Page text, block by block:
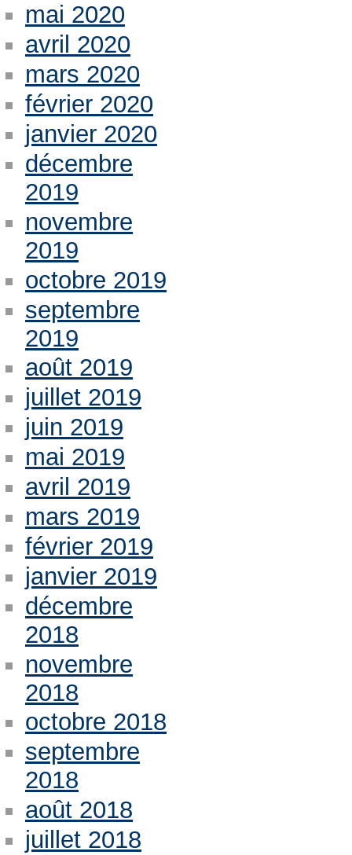
mai 2020
avril 2020
mars 2020
février 2020
janvier 2020
décembre
2019
novembre
2019
octobre 2019
septembre
2019
août 2019
juillet 2019
juin 2019
mai 2019
avril 2019
mars 2019
février 2019
janvier 2019
décembre
2018
novembre
2018
octobre 2018
septembre
2018
août 2018
juillet 2018